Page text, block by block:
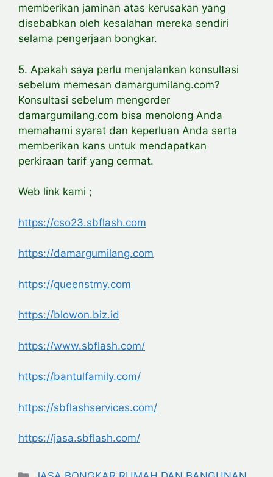
memberikan jaminan atas kerusakan yang
disebabkan oleh kesalahan mereka sendiri
selama pengerjaan bongkar.
5. Apakah saya perlu menjalankan konsultasi
sebelum memesan damargumilang.com?
Konsultasi sebelum mengorder
damargumilang.com bisa menolong Anda
memahami syarat dan keperluan Anda serta
memberikan kans untuk mendapatkan
perkiraan tarif yang cermat.
Web link kami ;
https://cso23.sbflash.com
https://damargumilang.com
https://queenstmy.com
https://blowon.biz.id
https://www.sbflash.com/
https://bantulfamily.com/
https://sbflashservices.com/
https://jasa.sbflash.com/
Categories